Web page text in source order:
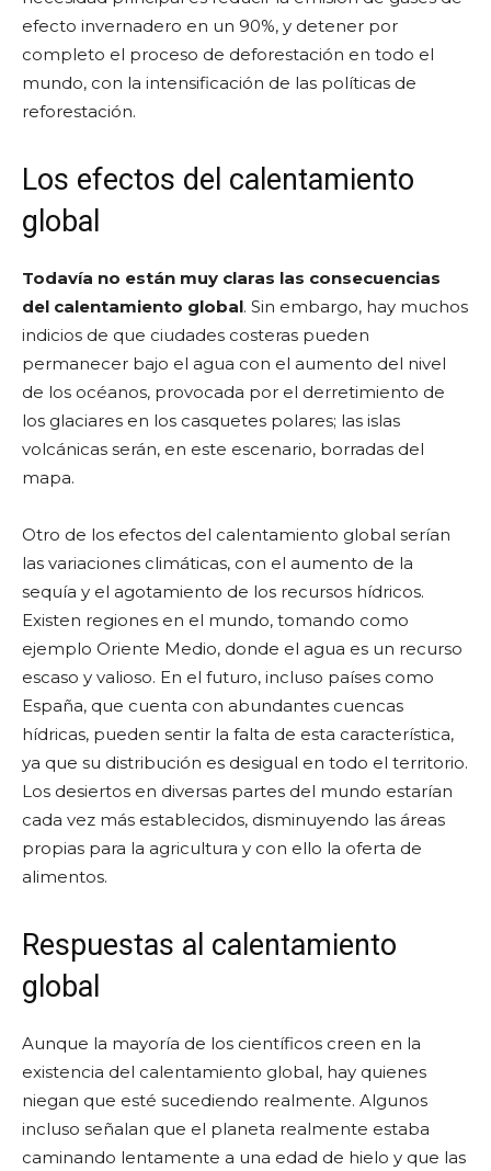
efecto invernadero en un 90%, y detener por
completo el proceso de deforestación en todo el
mundo, con la intensificación de las políticas de
reforestación.
Los efectos del calentamiento
global
Todavía no están muy claras las consecuencias
del calentamiento global. Sin embargo, hay muchos
indicios de que ciudades costeras pueden
permanecer bajo el agua con el aumento del nivel
de los océanos, provocada por el derretimiento de
los glaciares en los casquetes polares; las islas
volcánicas serán, en este escenario, borradas del
mapa.
Otro de los efectos del calentamiento global serían
las variaciones climáticas, con el aumento de la
sequía y el agotamiento de los recursos hídricos.
Existen regiones en el mundo, tomando como
ejemplo Oriente Medio, donde el agua es un recurso
escaso y valioso. En el futuro, incluso países como
España, que cuenta con abundantes cuencas
hídricas, pueden sentir la falta de esta característica,
ya que su distribución es desigual en todo el territorio.
Los desiertos en diversas partes del mundo estarían
cada vez más establecidos, disminuyendo las áreas
propias para la agricultura y con ello la oferta de
alimentos.
Respuestas al calentamiento
global
Aunque la mayoría de los científicos creen en la
existencia del calentamiento global, hay quienes
niegan que esté sucediendo realmente. Algunos
incluso señalan que el planeta realmente estaba
caminando lentamente a una edad de hielo y que las